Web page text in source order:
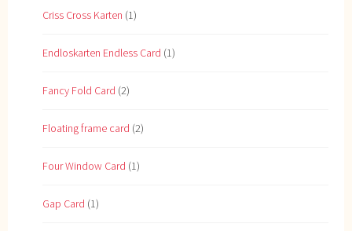
Criss Cross Karten (1)
Endloskarten Endless Card (1)
Fancy Fold Card (2)
Floating frame card (2)
Four Window Card (1)
Gap Card (1)